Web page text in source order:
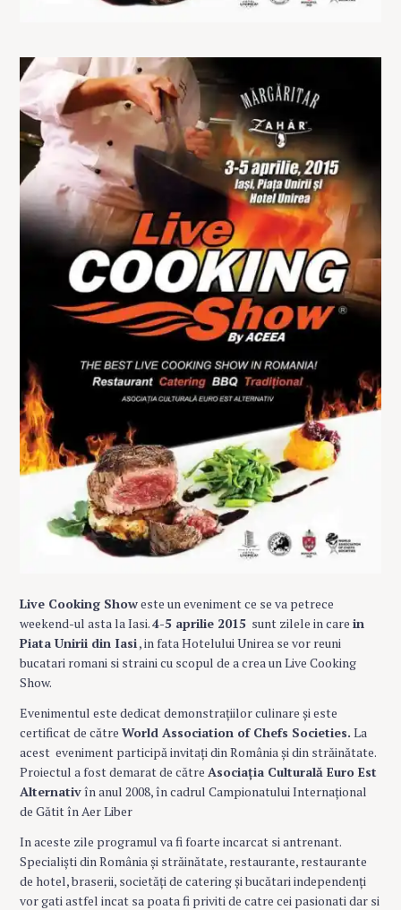
Live Cooking Showeste un eveniment ce se va petrece
weekend-ul asta la Iasi.4-5 aprilie 2015 sunt zilele in care in
Piata Unirii din Iasi, in fata Hotelului Unirea se vor reuni
bucatari romani si straini cu scopul de a crea un Live Cooking
Show.
Evenimentul este dedicat demonstraţiilor culinare şi este
certificat de către World Association of Chefs Societies. La
acest eveniment participă invitaţi din România şi din străinătate.
Proiectul a fost demarat de către Asociaţia Culturală Euro Est
Alternativîn anul 2008, în cadrul Campionatului Internaţional
de Gătit în Aer Liber
In aceste zile programul va fi foarte incarcat si antrenant.
Specialişti din România şi străinătate, restaurante, restaurante
de hotel, braserii, societăţi de catering şi bucătari independenţi
vor gati astfel incat sa poata fi priviti de catre cei pasionati dar si